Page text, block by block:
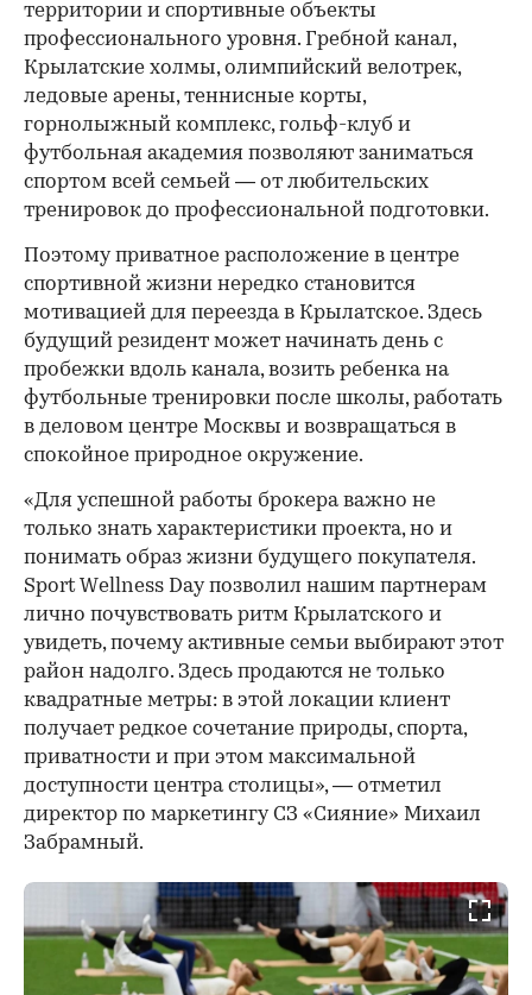
территории и спортивные объекты
профессионального уровня. Гребной канал,
Крылатские холмы, олимпийский велотрек,
ледовые арены, теннисные корты,
горнолыжный комплекс, гольф-клуб и
футбольная академия позволяют заниматься
спортом всей семьей — от любительских
тренировок до профессиональной подготовки.
Поэтому приватное расположение в центре
спортивной жизни нередко становится
мотивацией для переезда в Крылатское. Здесь
будущий резидент может начинать день с
пробежки вдоль канала, возить ребенка на
футбольные тренировки после школы, работать
в деловом центре Москвы и возвращаться в
спокойное природное окружение.
«Для успешной работы брокера важно не
только знать характеристики проекта, но и
понимать образ жизни будущего покупателя.
Sport Wellness Day позволил нашим партнерам
лично почувствовать ритм Крылатского и
увидеть, почему активные семьи выбирают этот
район надолго. Здесь продаются не только
квадратные метры: в этой локации клиент
получает редкое сочетание природы, спорта,
приватности и при этом максимальной
доступности центра столицы», — отметил
директор по маркетингу СЗ «Сияние» Михаил
Забрамный.